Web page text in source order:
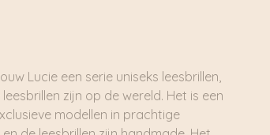
Lucie een serie uniseks leesbrillen,
zijn op de wereld. Het is een
modellen in prachtige